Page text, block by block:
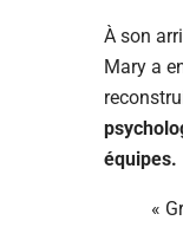
À son
Mary a
équipes.
«